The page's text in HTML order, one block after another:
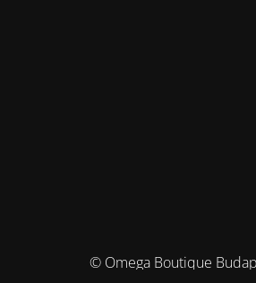
© Omega Boutique